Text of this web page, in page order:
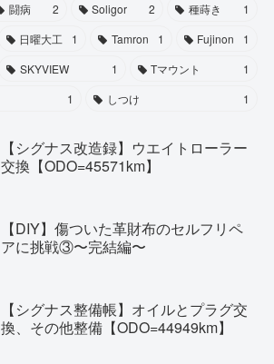
闘病 2 Soligor 2 種蒔き
1
日曜大工 1 Tamron 1 Fujinon
1
SKYVIEW 1 Tマウント
1
1 しつけ 1
【シグナス改造録】ウエイトローラー
交換【ODO=45571km】
【DIY】傷ついた革財布のセルフリペ
アに挑戦③〜完結編〜
【シグナス整備帳】オイルとプラグ交
換、その他整備【ODO=44949km】